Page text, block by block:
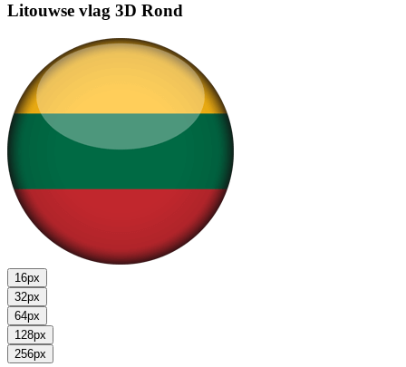
Litouwse vlag 3D Rond
16px
32px
64px
128px
256px